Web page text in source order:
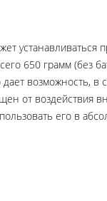
650 грамм (без
возможность, в
от воздействия
его в